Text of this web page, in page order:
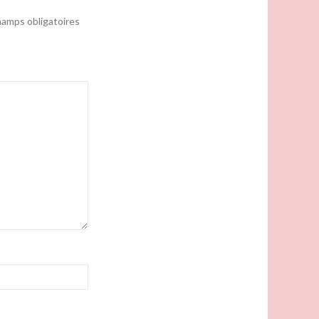
obligatoires